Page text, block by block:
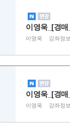
이영욱_[경
이영욱 강좌정
이영욱_[경
이영욱 강좌정